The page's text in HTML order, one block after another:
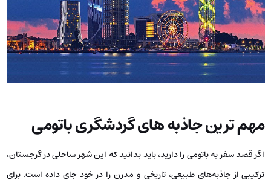
مهم ترین جاذبه های گردشگری باتومی
اگر قصد سفر به باتومی را دارید، باید بدانید که این شهر ساحلی در گرجستان،
ترکیبی از جاذبه‌های طبیعی، تاریخی و مدرن را در خود جای داده است. برای